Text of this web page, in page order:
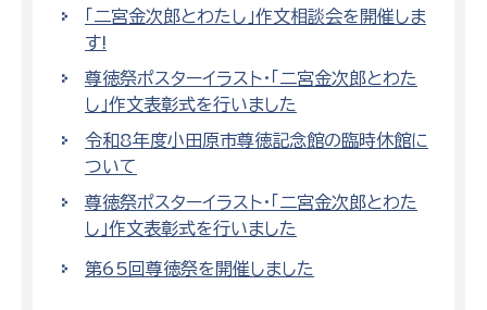
「二宮金次郎とわたし」作文相談会を開催しま
す!
尊徳祭ポスターイラスト・「二宮金次郎とわた
し」作文表彰式を行いました
令和8年度小田原市尊徳記念館の臨時休館に
ついて
尊徳祭ポスターイラスト・「二宮金次郎とわた
し」作文表彰式を行いました
第65回尊徳祭を開催しました